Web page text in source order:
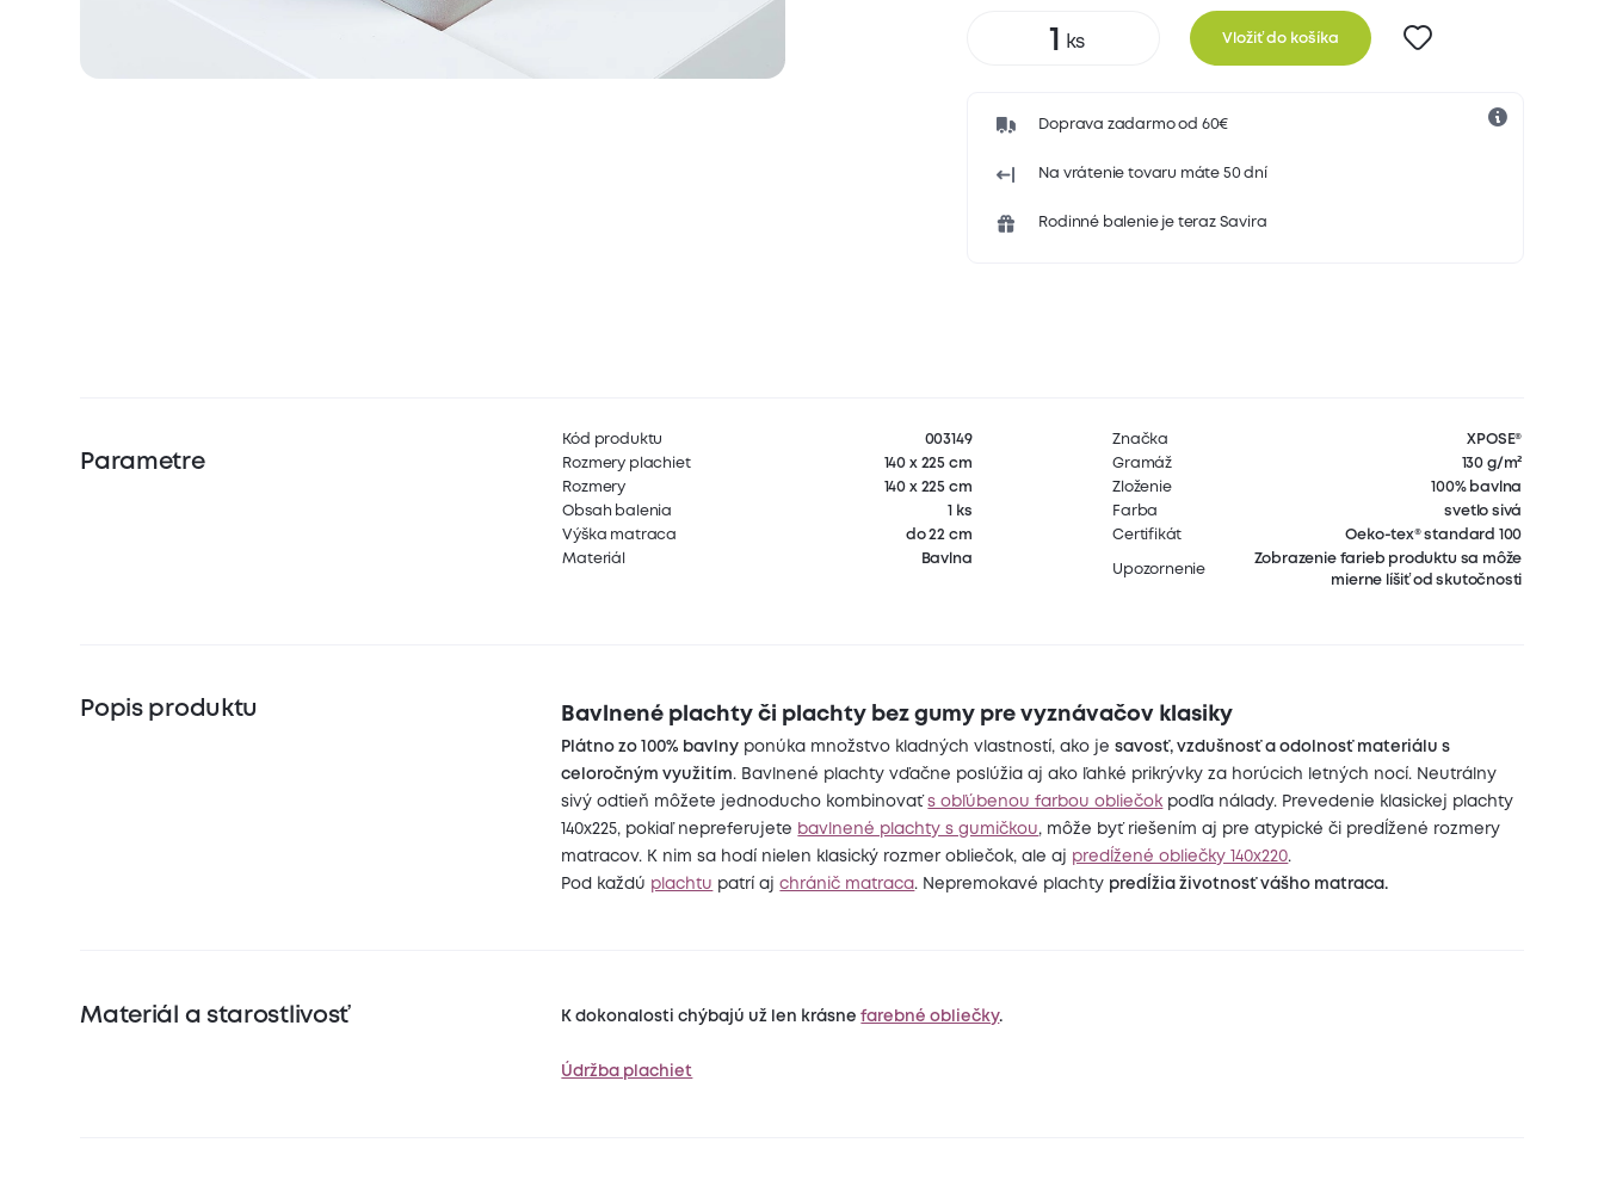
Vložiť do košíka
Doprava zadarmo od 60€
Na vrátenie tovaru máte 50 dní
Rodinné balenie je teraz Savira
Parametre
Kód produktu
003149
Rozmery plachiet
140 x 225 cm
Rozmery
140 x 225 cm
Obsah balenia
1 ks
Výška matraca
do 22 cm
Materiál
Bavlna
Značka
XPOSE®
Gramáž
130 g/m²
Zloženie
100% bavlna
Farba
svetlo sivá
Certifikát
Oeko-tex® standard 100
Upozornenie
Zobrazenie farieb produktu sa môže
mierne líšiť od skutočnosti
Popis produktu Bavlnené plachty či plachty bez gumy pre vyznávačov klasiky
Plátno zo 100% bavlny ponúka množstvo kladných vlastností, ako jesavosť, vzdušnosť a odolnosť materiálu s
celoročným využitím. Bavlnené plachty vďačne poslúžia aj ako ľahké prikrývky za horúcich letných nocí. Neutrálny
sivý odtieň môžete jednoducho kombinovaťs obľúbenou farbou obliečok podľa nálady. Prevedenie klasickej plachty
140x225, pokiaľ nepreferujete bavlnené plachty s gumičkou, môže byť riešením aj pre atypické či predĺžené rozmery
matracov. K nim sa hodí nielen klasický rozmer obliečok, ale aj
predĺžené obliečky 140x220.
Pod každú plachtu patrí ajchránič matraca. Nepremokavé plachty predĺžia životnosť vášho matraca.
Materiál a starostlivosť K dokonalosti chýbajú už len krásnefarebné obliečky.
Údržba plachiet